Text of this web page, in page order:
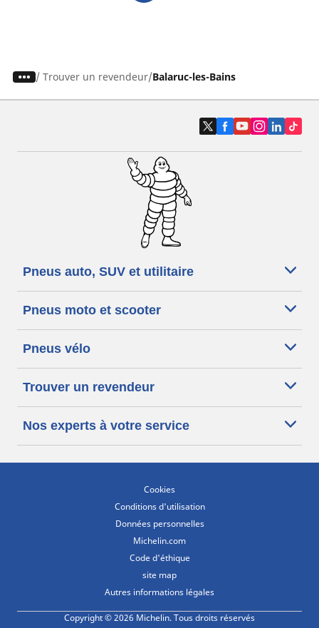
/ Trouver un revendeur Balaruc-les-Bains
Pneus auto, SUV et utilitaire
Pneus moto et scooter
Pneus vélo
Trouver un revendeur
Nos experts à votre service
Cookies
Conditions d'utilisation
Données personnelles
Michelin.com
Code d'éthique
site map
Autres informations légales
Copyright © 2026 Michelin. Tous droits réservés